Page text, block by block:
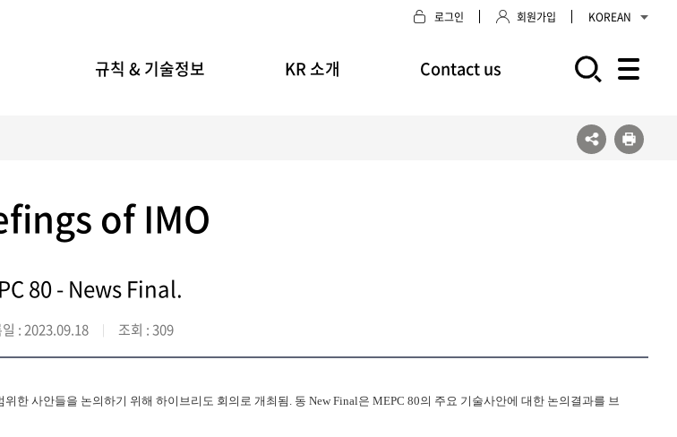
로그인 회원가입 KOREAN
규칙 & 기술정보 KR 소개 Contact us
of IMO
80 - News Final.
: 2023.09.18 조회 :309
한 사안들을 논의하기 위해 하이브리도 회의로 개최됨. 동 New Final은 MEPC 80의 주요 기술사안에 대한 논의결과를 브